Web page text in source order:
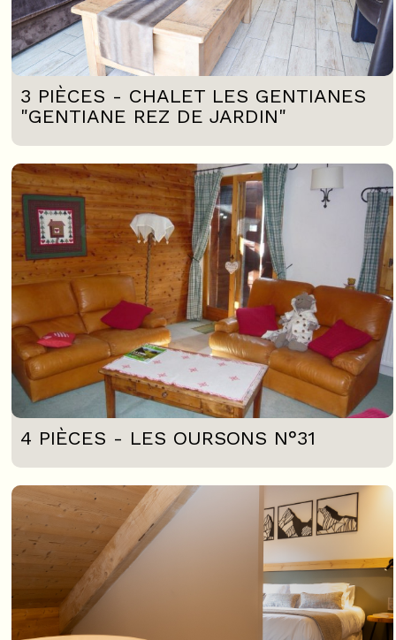
3 PIÈCES - CHALET LES GENTIANES
"GENTIANE REZ DE JARDIN"
4 PIÈCES - LES OURSONS N°31